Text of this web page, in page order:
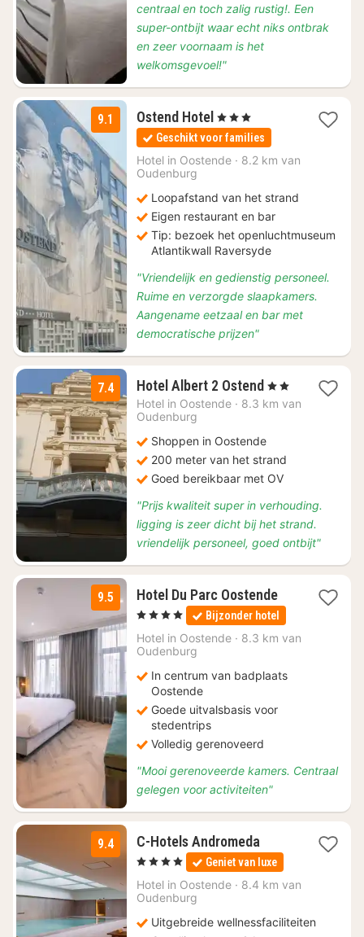
centraal en toch zalig rustig!. Een
super-ontbijt waar echt niks ontbrak
en zeer voornaam is het
welkomsgevoel!"
9.1 Ostend Hotel 2
nachten
vanaf
€
, 3 Sterren
Geschikt voor families
Hotel in Oostende · 8.2 km van
Oudenburg
Loopafstand van het strand
Eigen restaurant en bar
Tip: bezoek het openluchtmuseum
Atlantikwall Raversyde
"Vriendelijk en gedienstig personeel.
Ruime en verzorgde slaapkamers.
Aangename eetzaal en bar met
democratische prijzen"
7.4 Hotel Albert 2 Ostend 1
nacht
76
, 2 Sterren
Hotel in Oostende · 8.3 km van
Oudenburg
Shoppen in Oostende
200 meter van het strand
Goed bereikbaar met OV
"Prijs kwaliteit super in verhouding.
ligging is zeer dicht bij het strand.
vriendelijk personeel, goed ontbijt"
9.5 Hotel Du Parc Oostende1
nacht
vanaf
€
, 4 Sterren Bijzonder hotel
Hotel in Oostende · 8.3 km van
Oudenburg
In centrum van badplaats
Oostende
Goede uitvalsbasis voor
stedentrips
Volledig gerenoveerd
"Mooi gerenoveerde kamers. Centraal
gelegen voor activiteiten"
9.4 C-Hotels Andromeda1
nacht
vanaf
€
, 4 Sterren Geniet van luxe
Hotel in Oostende · 8.4 km van
Oudenburg
Uitgebreide wellnessfaciliteiten